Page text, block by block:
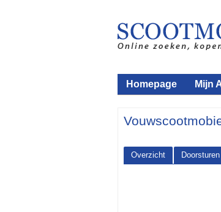
Homepage Mijn
Overzicht Doorsturen